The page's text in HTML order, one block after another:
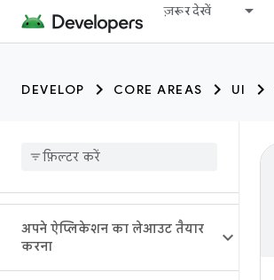
ज़रूर देखें
DEVELOP CORE AREAS UI
अपने ऐप्लिकेशन का लेआउट तैयार
करना